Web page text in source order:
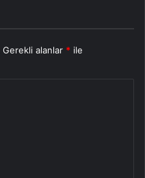
Gerekli alanlar * ile